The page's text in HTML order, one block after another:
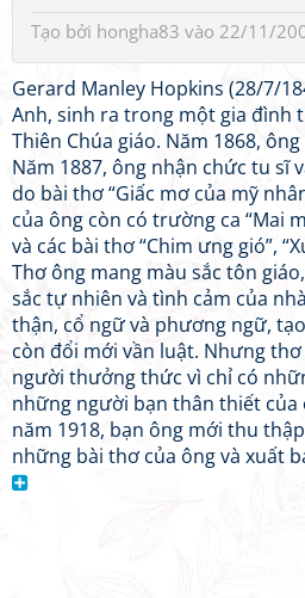
Tạo bởi hongha83 vào 22/11/
Gerard Manley Hopkins (28/7/
Anh, sinh ra trong một gia đình
Thiên Chúa giáo. Năm 1868,
Năm 1887, ông nhận chức tu sĩ
do bài thơ “Giấc mơ của mỹ
của ông còn có trường ca “Mai
và các bài thơ “Chim ưng gió”,
Thơ ông mang màu sắc tôn
sắc tự nhiên và tình cảm của
thận, cổ ngữ và phương ngữ,
còn đổi mới vần luật. Nhưng
người thưởng thức vì chỉ có
những người bạn thân thiết
năm 1918, bạn ông mới thu
những bài thơ của ông và xuất